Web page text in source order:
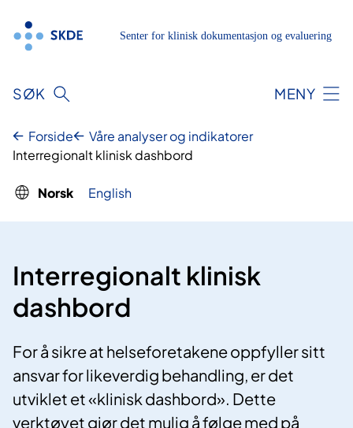
innhold
SØK MENY
Forside
Våre analyser og indikatorer
Interregionalt klinisk dashbord
Norsk English
Interregionalt klinisk
dashbord
For å sikre at helseforetakene oppfyller sitt
ansvar for likeverdig behandling, er det
utviklet et «klinisk dashbord». Dette
verktøyet gjør det mulig å følge med på